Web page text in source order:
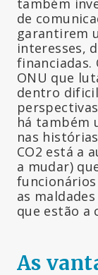
de
garantirem
interesses,
financiadas.
ONU que
dentro
há também
nas
CO2 está a
a mudar)
as
que estão a
As